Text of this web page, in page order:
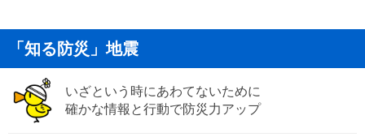
「知る防災」地震
いざという時にあわてないために
確かな情報と行動で防災力アップ